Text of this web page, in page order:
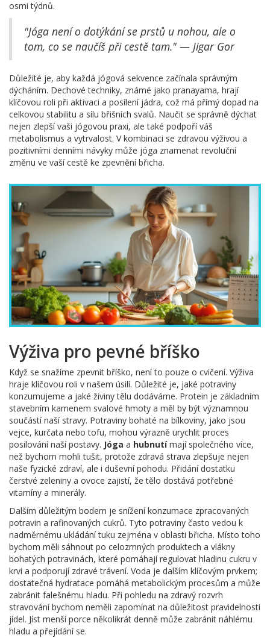
osmi týdnů.
"Jóga není o dotýkání se prstů u nohou, ale o
tom, co se naučíš při cestě tam." — Jigar Gor
Důležité je, aby každá jógová sekvence začínala správným
dýcháním. Dechové techniky, známé jako pranayama, hrají
klíčovou roli při aktivaci a posílení jádra, což má přímý dopad na
celkovou stabilitu a sílu břišních svalů. Naučit se správně dýchat
nejen zlepší vaši jógovou praxi, ale také podpoří váš
metabolismus a vytrvalost. V kombinaci se zdravou výživou a
pozitivními denními návyky může jóga znamenat revoluční
změnu ve vaší cestě ke zpevnění břicha.
Výživa pro pevné bříško
Když se snažíme zpevnit bříško, není to pouze o cvičení. Výživa
hraje klíčovou roli v našem úsilí. Důležité je, jaké potraviny
konzumujeme a jaké živiny tělu dodáváme. Protein je základním
stavebním kamenem svalové hmoty a měl by být významnou
součástí naší stravy. Potraviny bohaté na bílkoviny, jako jsou
vejce, kurčata nebo tofu, mohou výrazně urychlit proces
posilování naší postavy. Jóga a hubnutímají společného více,
než bychom mohli tušit, protože zdravá strava zlepšuje nejen
naše fyzické zdraví, ale i duševní pohodu. Přidání dostatku
čerstvé zeleniny a ovoce zajistí, že tělo dostává potřebné
vitamíny a minerály.
Dalším důležitým bodem je snížení konzumace zpracovaných
potravin a rafinovaných cukrů. Tyto potraviny často vedou k
nadměrnému ukládání tuku zejména v oblasti břicha. Místo toho
bychom měli sáhnout po celozrnných produktech a vlákny
bohatých potravinách, které pomáhají regulovat hladinu cukru v
krvi a podporují zdravé trávení. Voda je dalším klíčovým prvkem;
dostatečná hydratace pomáhá metabolickým procesům a může
zabránit falešnému hladu. Při pohledu na zdravý rozvrh
stravování bychom neměli zapomínat na důležitost pravidelnosti
jídel. Jíst menší porce několikrát denně může zabránit náhlému
hladu a přejídání se.